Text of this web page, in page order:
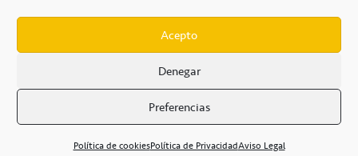
Acepto
Denegar
Preferencias
Política de cookiesPolítica de PrivacidadAviso Legal
Casa del Deporte / 38108 – La Laguna
POLÍTICA DE PRIVACIDAD / POLÍTICA DE COOKIES /
AVISO LEGAL / CONDICIONES